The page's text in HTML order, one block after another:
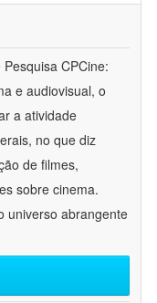
CPCine:
e audiovisual, o
a atividade
no que diz
de filmes,
sobre cinema.
universo abrangente